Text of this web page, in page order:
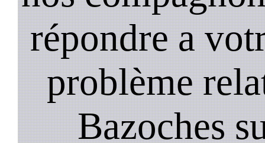
répondre a
problème
Bazoches